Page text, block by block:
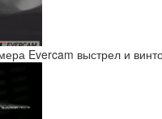
Evercam выстрел и